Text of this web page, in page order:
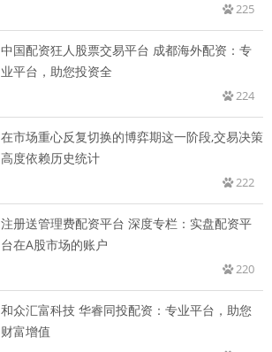
225
中国配资狂人股票交易平台 成都海外配资：专
业平台，助您投资全
224
在市场重心反复切换的博弈期这一阶段,交易决策
高度依赖历史统计
222
注册送管理费配资平台 深度专栏：实盘配资平
台在A股市场的账户
220
和众汇富科技 华睿同投配资：专业平台，助您
财富增值